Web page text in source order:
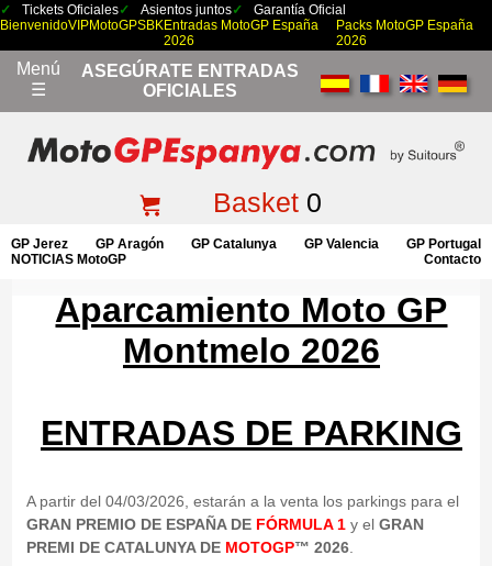
Tickets Oficiales Asientos juntos
Garantía Oficial
BienvenidoVIPMotoGPSBKEntradas MotoGP España
2026
Packs MotoGP España
2026
Menú
☰
ASEGÚRATE ENTRADAS
OFICIALES
Basket0
GP Jerez GP Aragón GP Catalunya GP Valencia
GP Portugal
NOTICIAS MotoGP
Contacto
Aparcamiento Moto GP
Montmelo 2026
ENTRADAS DE PARKING
A partir del 04/03/2026, estarán a la venta los parkings para el
GRAN PREMIO DE ESPAÑA DE FÓRMULA 1 y el GRAN
PREMI DE CATALUNYA DE MOTOGP™ 2026.